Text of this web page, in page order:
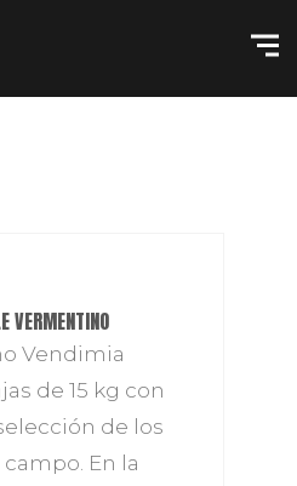
VERMENTINO
Vendimia
de 15 kg con
de los
En la